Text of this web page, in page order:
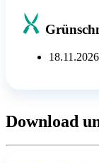
18.11.2026
Download